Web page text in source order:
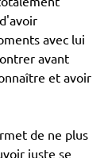
avec lui
avant
et avoir
de ne plus
juste se